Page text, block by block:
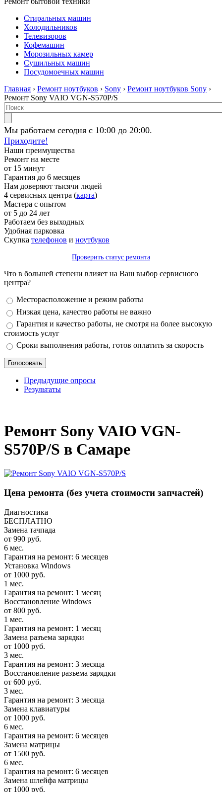
Стиральных машин
Холодильников
Телевизоров
Кофемашин
Морозильных камер
Сушильных машин
Посудомоечных машин
Главная › Ремонт ноутбуков › Sony › Ремонт ноутбуков Sony ›
Ремонт Sony VAIO VGN-S570P/S
Мы работаем сегодня с 10:00 до 20:00.
Приходите!
Наши преимущества
Ремонт на месте
от 15 минут
Гарантия до 6 месяцев
Нам доверяют тысячи людей
4 сервисных центра (карта)
Мастера с опытом
от 5 до 24 лет
Работаем без выходных
Удобная парковка
Скупка телефонов и ноутбуков
Проверить статус ремонта
Что в большей степени влияет на Ваш выбор сервисного
центра?
Варианты
Месторасположение и режим работы
Низкая цена, качество работы не важно
Гарантия и качество работы, не смотря на более высокую
стоимость услуг
Сроки выполнения работы, готов оплатить за скорость
Предыдущие опросы
Результаты
Ремонт Sony VAIO VGN-
S570P/S в Самаре
Цена ремонта (без учета стоимости запчастей)
Диагностика
БЕСПЛАТНО
Замена тачпада
от 990 руб.
6 мес.
Гарантия на ремонт: 6 месяцев
Установка Windows
от 1000 руб.
1 мес.
Гарантия на ремонт: 1 месяц
Восстановление Windows
от 800 руб.
1 мес.
Гарантия на ремонт: 1 месяц
Замена разъема зарядки
от 1000 руб.
3 мес.
Гарантия на ремонт: 3 месяца
Восстановление разъема зарядки
от 600 руб.
3 мес.
Гарантия на ремонт: 3 месяца
Замена клавиатуры
от 1000 руб.
6 мес.
Гарантия на ремонт: 6 месяцев
Замена матрицы
от 1500 руб.
6 мес.
Гарантия на ремонт: 6 месяцев
Замена шлейфа матрицы
от 1000 руб.